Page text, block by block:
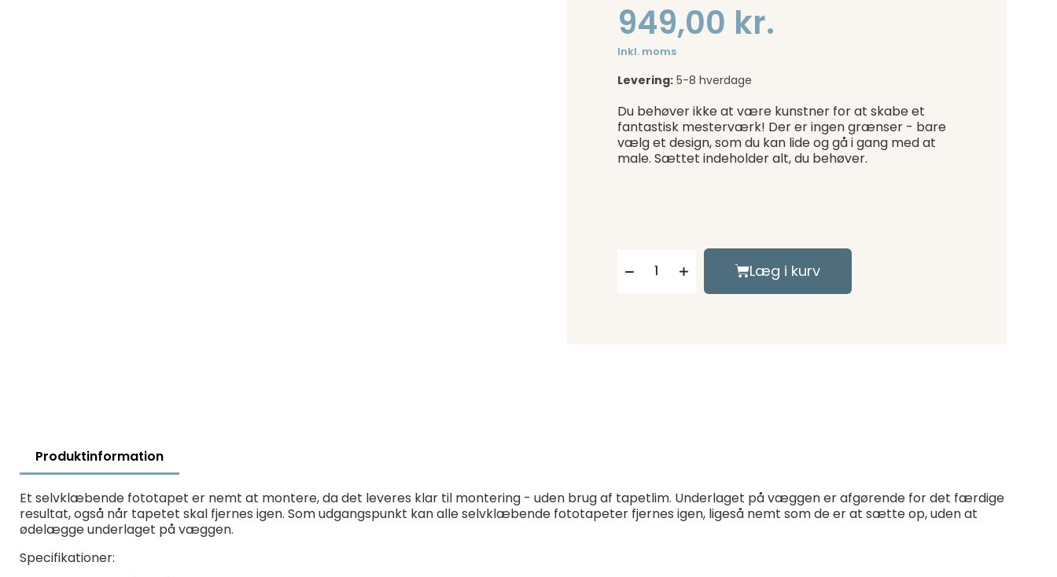
949,00 kr.
Inkl. moms
Levering: 5-8 hverdage
Du behøver ikke at være kunstner for at skabe et
fantastisk mesterværk! Der er ingen grænser - bare
vælg et design, som du kan lide og gå i gang med at
male. Sættet indeholder alt, du behøver.
Læg i kurv
Produktinformation
Et selvklæbende fototapet er nemt at montere, da det leveres klar til montering - uden brug af tapetlim. Underlaget på væggen er afgørende for det færdige
resultat, også når tapetet skal fjernes igen. Som udgangspunkt kan alle selvklæbende fototapeter fjernes igen, ligeså nemt som de er at sætte op, uden at
ødelægge underlaget på væggen.
Specifikationer: